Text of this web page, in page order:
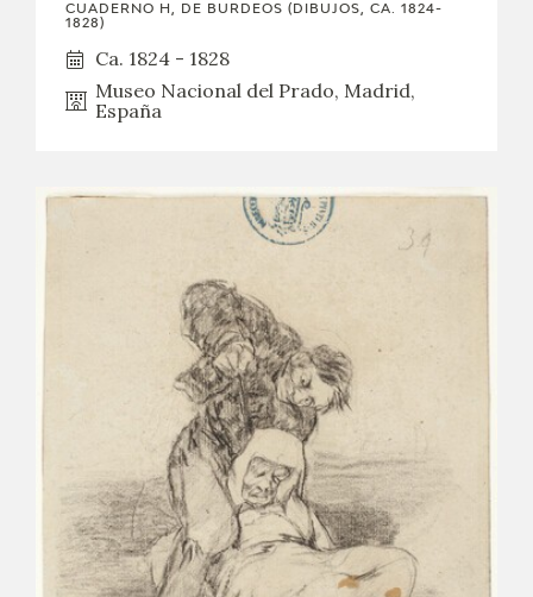
CUADERNO H, DE BURDEOS (DIBUJOS, CA. 1824-
1828)
Ca. 1824 - 1828
Museo Nacional del Prado, Madrid,
España